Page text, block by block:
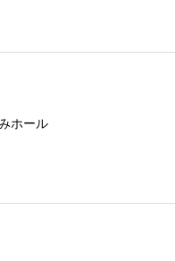
ホール